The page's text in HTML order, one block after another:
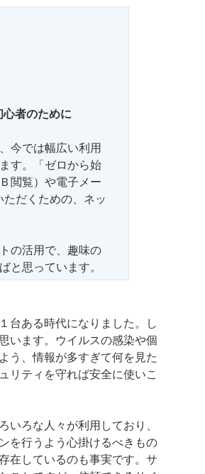
者のために
今では幅広い利用
す。「ゼロから始
閲覧）や電子メー
だくための、ネッ
の活用で、趣味の
と思っています。
台ある時代になりました。し
います。ウイルスの感染や個
う、情報が多すぎて何を見た
リティを守れば安全に使いこ
ろな人々が利用しており、
を行うよう心掛けるべきもの
在しているのも事実です。サ